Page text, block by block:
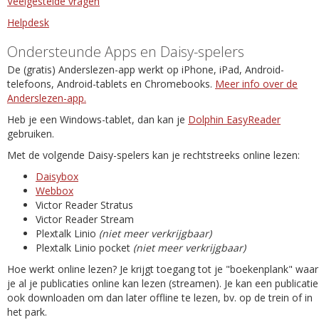
Helpdesk
Ondersteunde Apps en Daisy-spelers
De (gratis) Anderslezen-app werkt op iPhone, iPad, Android-
telefoons, Android-tablets en Chromebooks. Meer info over de
Anderslezen-app.
Heb je een Windows-tablet, dan kan je Dolphin EasyReader
gebruiken.
Met de volgende Daisy-spelers kan je rechtstreeks online lezen:
Daisybox
Webbox
Victor Reader Stratus
Victor Reader Stream
Plextalk Linio (niet meer verkrijgbaar)
Plextalk Linio pocket (niet meer verkrijgbaar)
Hoe werkt online lezen? Je krijgt toegang tot je "boekenplank" waar
je al je publicaties online kan lezen (streamen). Je kan een publicatie
ook downloaden om dan later offline te lezen, bv. op de trein of in
het park.